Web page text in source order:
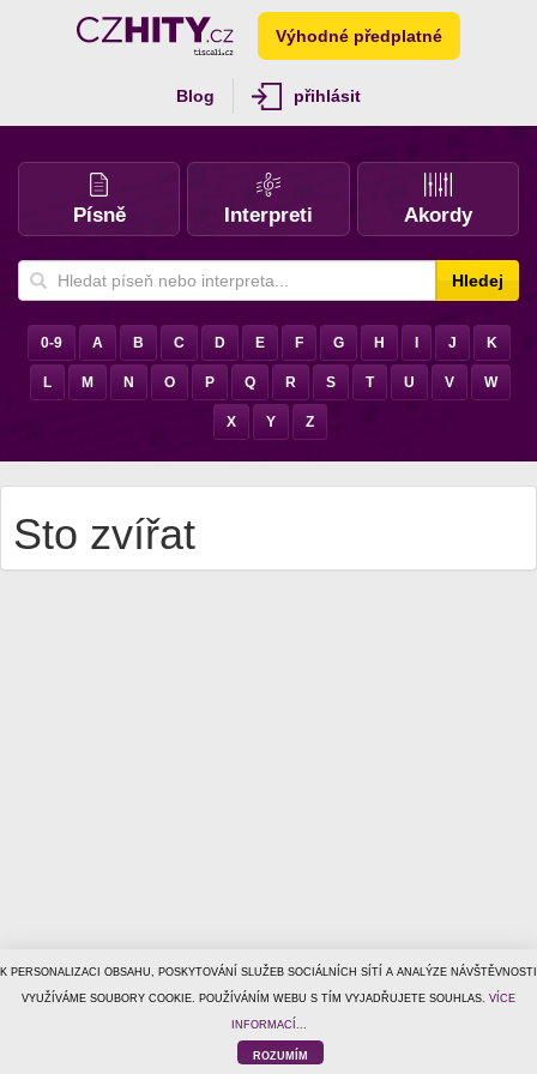
K PERSONALIZACI OBSAHU, POSKYTOVÁNÍ SLUŽEB SOCIÁLNÍCH SÍTÍ A ANALÝZE NÁVŠTĚVNOSTI
VYUŽÍVÁME SOUBORY COOKIE. POUŽÍVÁNÍM WEBU S TÍM VYJADŘUJETE SOUHLAS. VÍCE
INFORMACÍ...
ROZUMÍM
Výhodné předplatné
Blog přihlásit
Písně Interpreti Akordy
Hledej
0-9 A B C D E F G H J K
L M N O P Q R S T U V W
X Y Z
Sto zvířat
© 1996–2026Tiscali Media, a.s. ISSN 1801-5131
ochrana osobních údajů
helpdesk@tiscalimedia.cz